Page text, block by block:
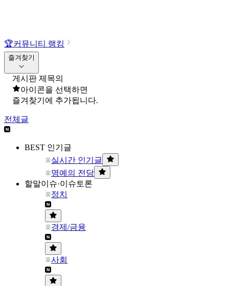
🏆커뮤니티 랭킹
즐겨찾기
게시판 제목의
아이콘을 선택하면
즐겨찾기에 추가됩니다.
전체글
BEST 인기글
실시간 인기글
명예의 전당
할말이슈·이슈토론
정치
경제/금융
사회